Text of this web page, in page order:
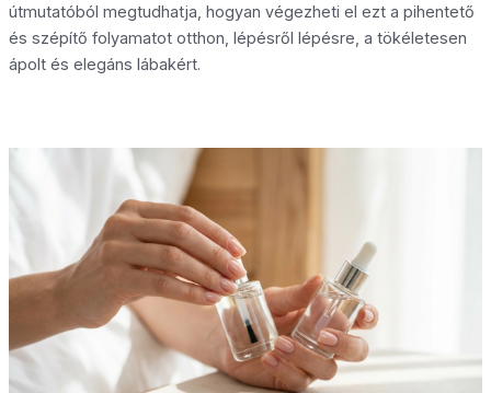
útmutatóból megtudhatja, hogyan végezheti el ezt a pihentető
és szépítő folyamatot otthon, lépésről lépésre, a tökéletesen
ápolt és elegáns lábakért.